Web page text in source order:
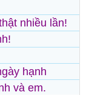
nhiều lần!
hạnh
và em.